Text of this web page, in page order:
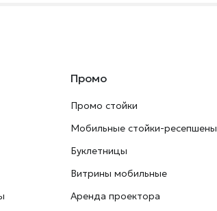
Промо
Промо стойки
Мобильные стойки-ресепшены
Буклетницы
Витрины мобильные
Аренда проектора